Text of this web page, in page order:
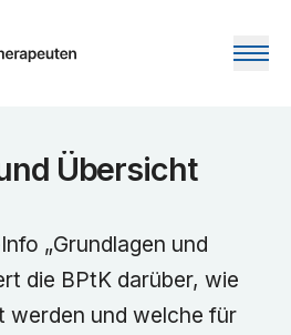
Übersicht
„Grundlagen und
die BPtK darüber, wie
werden und welche für